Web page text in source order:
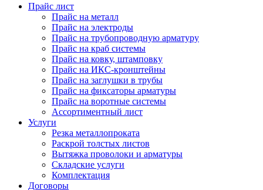
Прайс лист
Прайс на металл
Прайс на электроды
Прайс на трубопроводную арматуру
Прайс на краб системы
Прайс на ковку, штамповку
Прайс на ИКС-кронштейны
Прайс на заглушки в трубы
Прайс на фиксаторы арматуры
Прайс на воротные системы
Ассортиментный лист
Услуги
Резка металлопроката
Раскрой толстых листов
Вытяжка проволоки и арматуры
Складские услуги
Комплектация
Договоры